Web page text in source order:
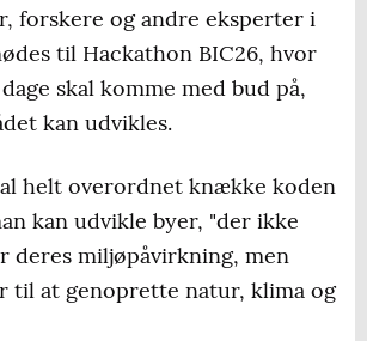
forskere og andre eksperter i
til Hackathon BIC26, hvor
skal komme med bud på,
kan udvikles.
helt overordnet knække koden
kan udvikle byer, "der ikke
deres miljøpåvirkning, men
til at genoprette natur, klima og